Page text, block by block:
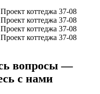
вопросы —
с нами